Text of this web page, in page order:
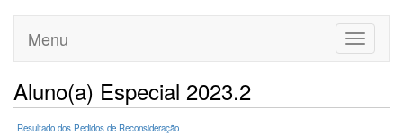
Toggle
Menu
Aluno(a) Especial 2023.2
Resultado dos Pedidos de Reconsideração